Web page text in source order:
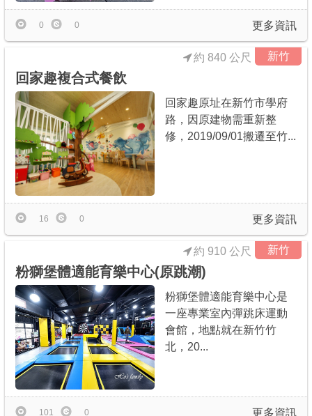
更多資訊
0 0
新竹
約 840 公尺
回家趣複合式餐飲
回家趣原址在新竹市學府
路，因原建物需重新整
修，2019/09/01搬遷至竹...
更多資訊
16 0
新竹
約 910 公尺
粉獅堡體適能育樂中心(原跳潮)
粉獅堡體適能育樂中心是
一座專業室內彈跳床運動
會館，地點就在新竹竹
北，20...
更多資訊
101 0